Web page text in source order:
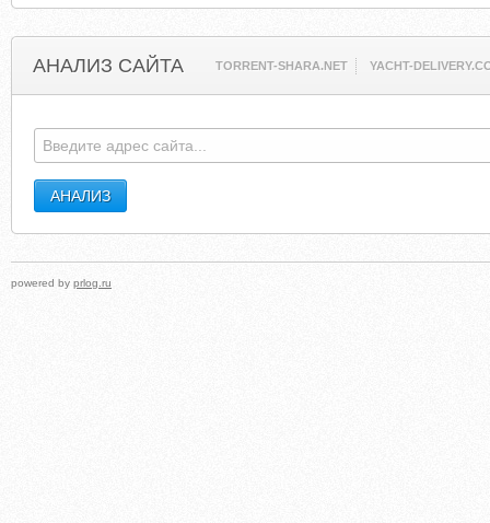
АНАЛИЗ САЙТА TORRENT-SHARA.NET YACHT-
powered by prlog.ru